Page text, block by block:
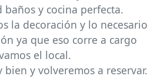
baños y cocina perfecta.
la decoración y lo necesario
ya que eso corre a cargo
el local.
bien y volveremos a reservar.